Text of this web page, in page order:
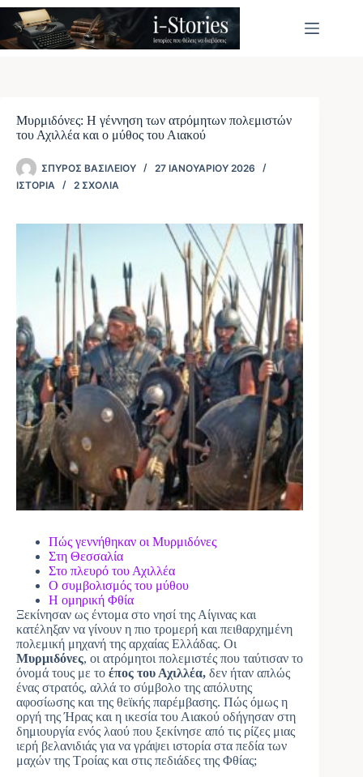
Μετάβαση
στο
περιεχόμενο
Μυρμιδόνες: Η γέννηση των ατρόμητων πολεμιστών
του Αχιλλέα και ο μύθος του Αιακού
ΣΠΎΡΟΣ ΒΑΣΙΛΕΊΟΥ
27 ΙΑΝΟΥΑΡΊΟΥ 2026
ΙΣΤΟΡΊΑ
2 ΣΧΌΛΙΑ
Πώς γεννήθηκαν οι Μυρμιδόνες
Στη Θεσσαλία
Στο πλευρό του Αχιλλέα
Ο συμβολισμός του μύθου
Η ομηρική Φθία
Ξεκίνησαν ως έντομα στο νησί της Αίγινας και
κατέληξαν να γίνουν η πιο τρομερή και πειθαρχημένη
πολεμική μηχανή της αρχαίας Ελλάδας. Οι
Μυρμιδόνες, οι ατρόμητοι πολεμιστές που ταύτισαν το
όνομά τους με το έπος του Αχιλλέα, δεν ήταν απλώς
ένας στρατός, αλλά το σύμβολο της απόλυτης
αφοσίωσης και της θεϊκής παρέμβασης. Πώς όμως η
οργή της Ήρας και η ικεσία του Αιακού οδήγησαν στη
δημιουργία ενός λαού που ξεκίνησε από τις ρίζες μιας
ιερή βελανιδιάς για να γράψει ιστορία στα πεδία των
μαχών της Τροίας και στις πεδιάδες της Φθίας;